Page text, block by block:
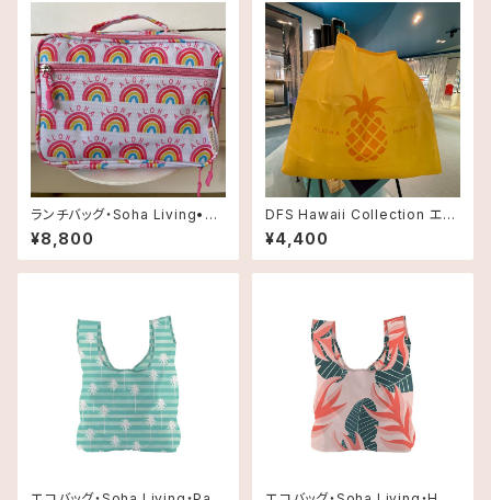
ランチバッグ・Soha Living•レ
インボー
¥8,800
DFS Hawaii Collection エコ
バッグ
¥4,400